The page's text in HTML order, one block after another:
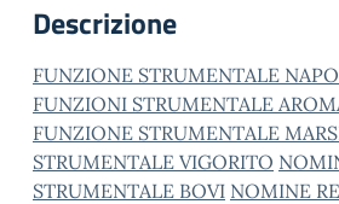
Descrizione
FUNZIONE STRUMENTALE
FUNZIONI STRUMENTALE
FUNZIONE STRUMENTALE
STRUMENTALE VIGORITO
STRUMENTALE BOVI NOMINE